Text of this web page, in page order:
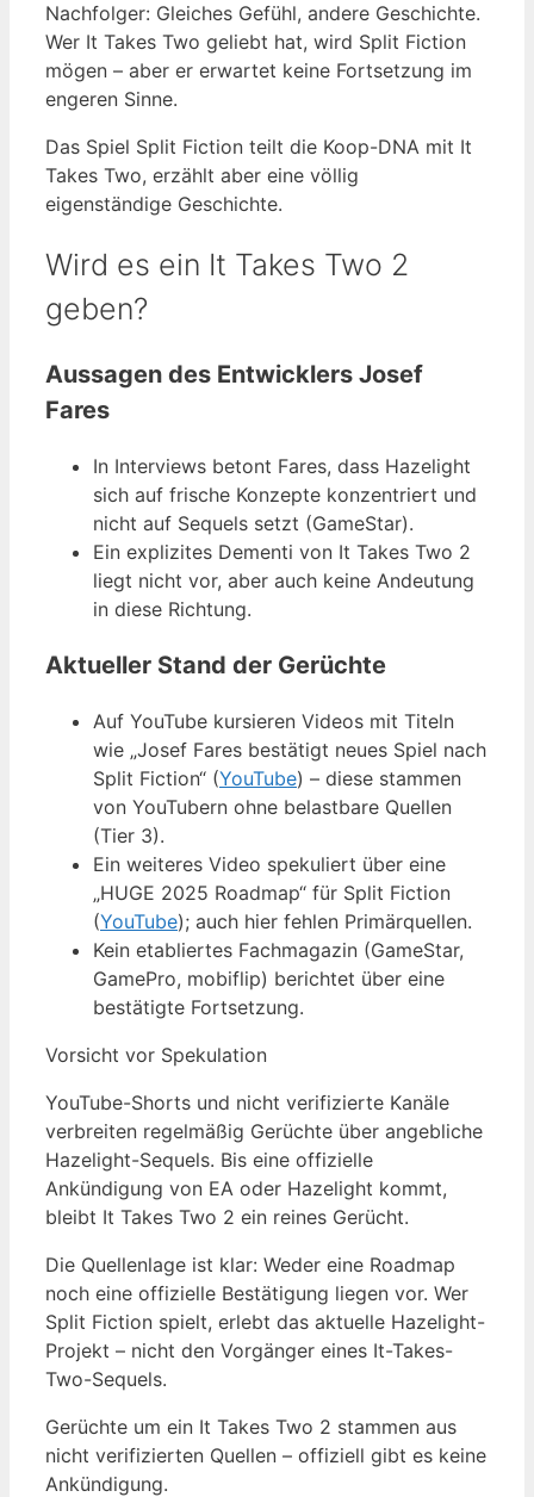
Nachfolger: Gleiches Gefühl, andere Geschichte.
Wer It Takes Two geliebt hat, wird Split Fiction
mögen – aber er erwartet keine Fortsetzung im
engeren Sinne.
Das Spiel Split Fiction teilt die Koop-DNA mit It
Takes Two, erzählt aber eine völlig
eigenständige Geschichte.
Wird es ein It Takes Two 2
geben?
Aussagen des Entwicklers Josef
Fares
In Interviews betont Fares, dass Hazelight
sich auf frische Konzepte konzentriert und
nicht auf Sequels setzt (GameStar).
Ein explizites Dementi von It Takes Two 2
liegt nicht vor, aber auch keine Andeutung
in diese Richtung.
Aktueller Stand der Gerüchte
Auf YouTube kursieren Videos mit Titeln
wie „Josef Fares bestätigt neues Spiel nach
Split Fiction“ (YouTube) – diese stammen
von YouTubern ohne belastbare Quellen
(Tier 3).
Ein weiteres Video spekuliert über eine
„HUGE 2025 Roadmap“ für Split Fiction
(YouTube); auch hier fehlen Primärquellen.
Kein etabliertes Fachmagazin (GameStar,
GamePro, mobiflip) berichtet über eine
bestätigte Fortsetzung.
Vorsicht vor Spekulation
YouTube-Shorts und nicht verifizierte Kanäle
verbreiten regelmäßig Gerüchte über angebliche
Hazelight-Sequels. Bis eine offizielle
Ankündigung von EA oder Hazelight kommt,
bleibt It Takes Two 2 ein reines Gerücht.
Die Quellenlage ist klar: Weder eine Roadmap
noch eine offizielle Bestätigung liegen vor. Wer
Split Fiction spielt, erlebt das aktuelle Hazelight-
Projekt – nicht den Vorgänger eines It-Takes-
Two-Sequels.
Gerüchte um ein It Takes Two 2 stammen aus
nicht verifizierten Quellen – offiziell gibt es keine
Ankündigung.